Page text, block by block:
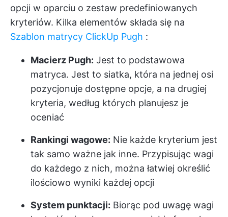
opcji w oparciu o zestaw predefiniowanych
kryteriów. Kilka elementów składa się na
Szablon matrycy ClickUp Pugh :
Macierz Pugh: Jest to podstawowa
matryca. Jest to siatka, która na jednej osi
pozycjonuje dostępne opcje, a na drugiej
kryteria, według których planujesz je
oceniać
Rankingi wagowe: Nie każde kryterium jest
tak samo ważne jak inne. Przypisując wagi
do każdego z nich, można łatwiej określić
ilościowo wyniki każdej opcji
System punktacji: Biorąc pod uwagę wagi